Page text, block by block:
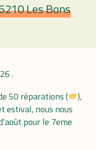
Les Bons
.
50 réparations (
),
estival, nous nous
pour le 7eme